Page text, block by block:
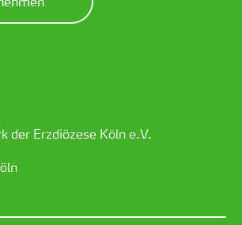
der Erzdiözese Köln e.V.